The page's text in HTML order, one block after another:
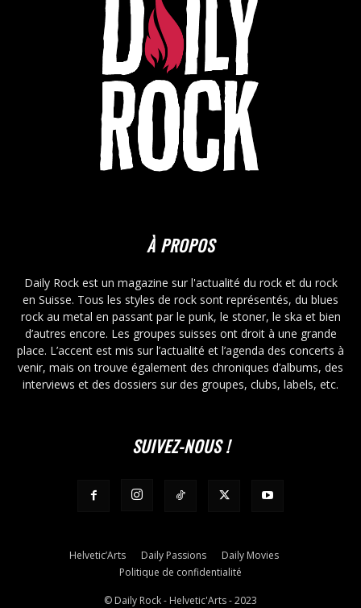
À PROPOS
Daily Rock est un magazine sur l'actualité du rock et du rock
en Suisse. Tous les styles de rock sont représentés, du blues
rock au metal en passant par le punk, le stoner, le ska et bien
d’autres encore. Les groupes suisses ont droit à une grande
place. L’accent est mis sur l’actualité et l’agenda des concerts à
venir, mais on trouve également des chroniques d’albums, des
interviews et des dossiers sur des groupes, clubs, labels, etc.
SUIVEZ-NOUS !
Helvetic’Arts Daily Passions
Daily Movies
Politique de confidentialité
© Daily Rock - Helvetic'Arts - 2023